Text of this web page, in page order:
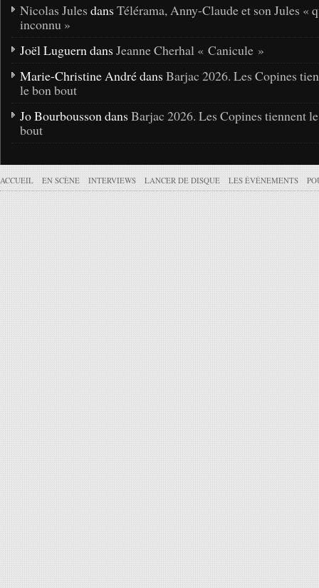
Nicolas Jules dans Télérama, Anny-Claude et son Jules «
inconnu »
Joël Luguern dans Jeanne Cherhal « Canicule »
Marie-Christine André dans Barjac 2026. Les Copines
le bon bout
Jo Bourbousson dans Barjac 2026. Les Copines tiennent
bout
ACCUEIL EN SCÈNE INTERVIEWS LANCER DE DISQUE LES ÉVÉNEMENTS